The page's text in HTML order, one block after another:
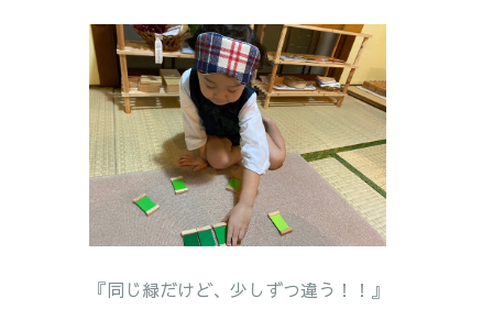
『同じ緑だけど、少しずつ違う！！』